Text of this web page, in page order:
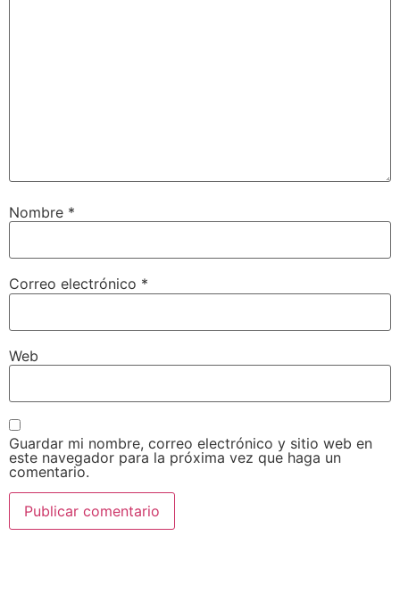
Nombre *
Correo electrónico *
Web
Guardar mi nombre, correo electrónico y sitio web en
este navegador para la próxima vez que haga un
comentario.